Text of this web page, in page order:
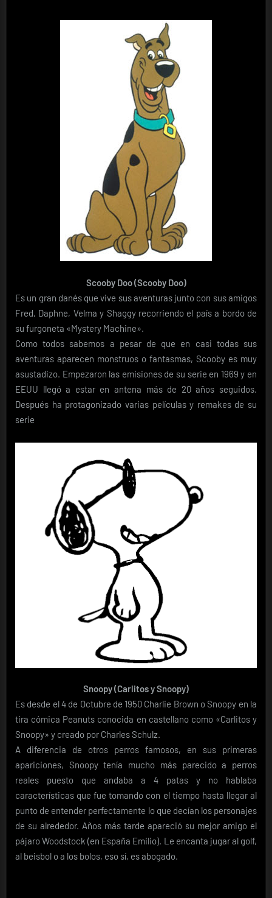
Scooby Doo (Scooby Doo)
Es un gran danés que vive sus aventuras junto con sus amigos
Fred, Daphne, Velma y Shaggy recorriendo el país a bordo de
su furgoneta «Mystery Machine».
Como todos sabemos a pesar de que en casi todas sus
aventuras aparecen monstruos o fantasmas, Scooby es muy
asustadizo. Empezaron las emisiones de su serie en 1969 y en
EEUU llegó a estar en antena más de 20 años seguidos.
Después ha protagonizado varias películas y remakes de su
serie
Snoopy (Carlitos y Snoopy)
Es desde el 4 de Octubre de 1950 Charlie Brown o Snoopy en la
tira cómica Peanuts conocida en castellano como «Carlitos y
Snoopy» y creado por Charles Schulz.
A diferencia de otros perros famosos, en sus primeras
apariciones, Snoopy tenía mucho más parecido a perros
reales puesto que andaba a 4 patas y no hablaba
características que fue tomando con el tiempo hasta llegar al
punto de entender perfectamente lo que decían los personajes
de su alrededor. Años más tarde apareció su mejor amigo el
pájaro Woodstock (en España Emilio). Le encanta jugar al golf,
al beisbol o a los bolos, eso sí, es abogado.